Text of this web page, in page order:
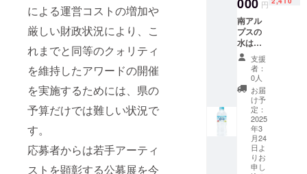
による運営コストの増加や
厳しい財政状況により、こ
れまでと同等のクォリティ
を維持したアワードの開催
を実施するためには、県の
予算だけでは難しい状況で
す。
応募者からは若手アーティ
ストを顕彰する公募展を今
卓で活
躍する
ワイン
です。
少し熟
成した
香りに
は照り
焼きや
肉ジャ
ガなど
の甘辛
い醤油
味が良
く合い
000 円
南アル
プスの
水は甲
斐駒ヶ
岳を望
む自然
豊かな
北杜市
白州町
で育ま
れてい
ます。
飲みや
すい軟
支援
者：
0人
お届
け予
定：
2025
年3
月24
日よ
りお
申し